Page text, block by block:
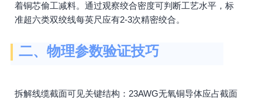
着铜芯偷工减料。通过观察绞合密度可判断工艺水平，标
准超六类双绞线每英尺应有2-3次精密绞合。
二、物理参数验证技巧
拆解线缆截面可见关键结构：23AWG无氧铜导体应占截面